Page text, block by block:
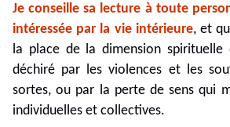
Je conseille sa lecture à toute
intéressée par la vie intérieure, et
la place de la dimension spirituelle
déchiré par les violences et les
sortes, ou par la perte de sens qui
individuelles et collectives.